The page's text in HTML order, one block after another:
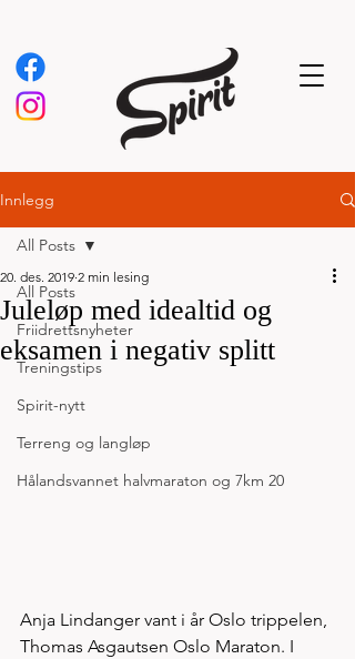
Innlegg
All Posts
Friidrettsnyheter
Treningstips
Spirit-nytt
Terreng og langløp
Hålandsvannet halvmaraton og 7km 20
All Posts
Juleløp med idealtid og
eksamen i negativ splitt
20. des. 2019 2 min lesing
Anja Lindanger vant i år Oslo trippelen,
Thomas Asgautsen Oslo Maraton. I